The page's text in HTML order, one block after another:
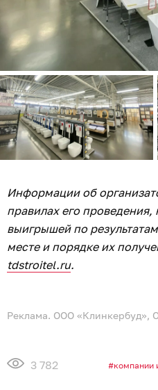
Информации об
правилах его проведения,
выигрышей по
месте и порядке их
tdstroitel.ru.
Реклама. ООО «Клинкербуд»,
3 782 компании